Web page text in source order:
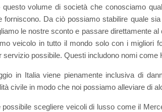
questo volume di società che conosciamo
forniscono. Da ciò possiamo stabilire quale
le nostre sconto e passare direttamente
veicolo in tutto il mondo solo con i migliori
servizio possibile. Questi includono nomi come
in Italia viene pienamente inclusiva di
civile in modo che noi possiamo alleviare di
possibile scegliere veicoli di lusso come il